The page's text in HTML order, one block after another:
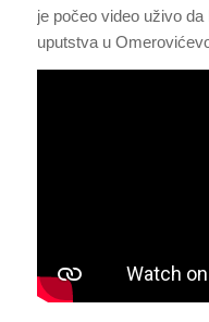
je počeo video uživo
uputstva u